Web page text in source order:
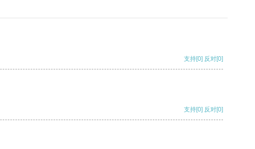
支持[0] 反对[0]
支持[0] 反对[0]